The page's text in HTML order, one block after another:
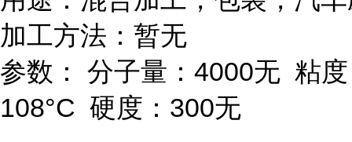
加工方法：暂无
参数：
分子量： 4000无 粘
108°C 硬度： 300无